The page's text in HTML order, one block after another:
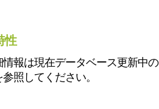
性
報は現在データベース更新中の
照してください。